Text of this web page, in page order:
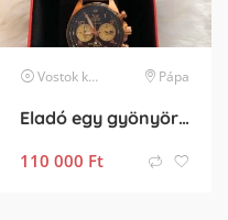
Vostok karóra Pápa
Eladó egy gyönyörű vostok europe
110 000 Ft